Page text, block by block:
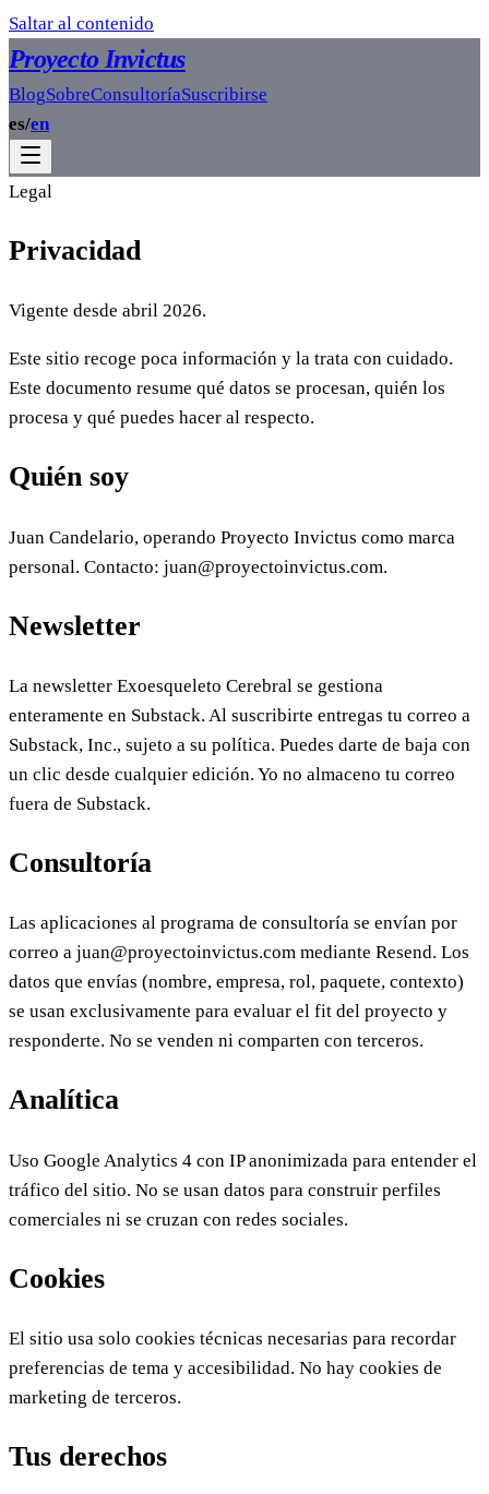
Saltar al contenido
Proyecto Invictus
BlogSobreConsultoríaSuscribirse
es/en
Legal
Privacidad
Vigente desde abril 2026.
Este sitio recoge poca información y la trata con cuidado.
Este documento resume qué datos se procesan, quién los
procesa y qué puedes hacer al respecto.
Quién soy
Juan Candelario, operando Proyecto Invictus como marca
personal. Contacto: juan@proyectoinvictus.com.
Newsletter
La newsletter Exoesqueleto Cerebral se gestiona
enteramente en Substack. Al suscribirte entregas tu correo a
Substack, Inc., sujeto a su política. Puedes darte de baja con
un clic desde cualquier edición. Yo no almaceno tu correo
fuera de Substack.
Consultoría
Las aplicaciones al programa de consultoría se envían por
correo a juan@proyectoinvictus.com mediante Resend. Los
datos que envías (nombre, empresa, rol, paquete, contexto)
se usan exclusivamente para evaluar el fit del proyecto y
responderte. No se venden ni comparten con terceros.
Analítica
Uso Google Analytics 4 con IP anonimizada para entender el
tráfico del sitio. No se usan datos para construir perfiles
comerciales ni se cruzan con redes sociales.
Cookies
El sitio usa solo cookies técnicas necesarias para recordar
preferencias de tema y accesibilidad. No hay cookies de
marketing de terceros.
Tus derechos